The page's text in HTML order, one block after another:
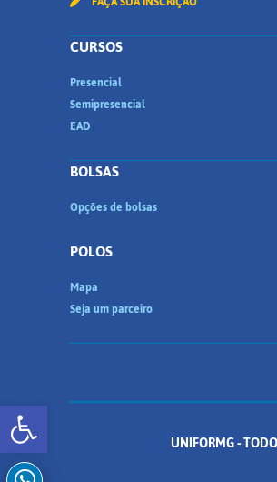
Abrir a barra de
CURSOS
Presencial
Semipresencial
EAD
BOLSAS
Opções de bolsas
POLOS
Mapa
Seja um parceiro
UNIFORMG -